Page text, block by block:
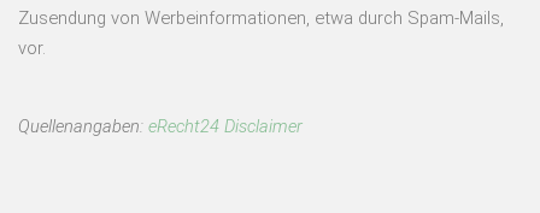
Zusendung von Werbeinformationen, etwa durch Spam-Mails,
vor.
Quellenangaben: eRecht24 Disclaimer